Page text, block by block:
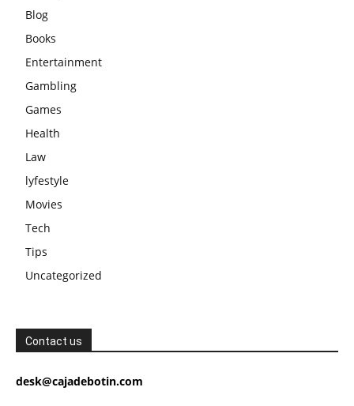
Blog
Books
Entertainment
Gambling
Games
Health
Law
lyfestyle
Movies
Tech
Tips
Uncategorized
Contact us
desk@cajadebotin.com